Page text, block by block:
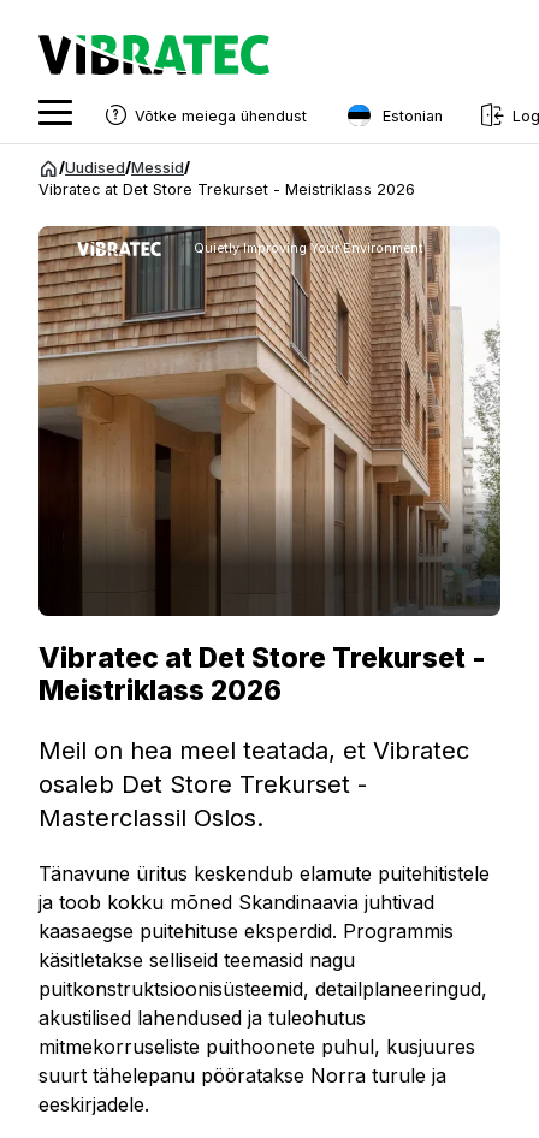
Hüppa
Võtke meiega ühendust Estonian
Swedish
Norwegian
French
Estonian
Finnish
Danish
/Uudised/Messid/
Vibratec at Det Store Trekurset - Meistriklass 2026
Quietly Improving Your Environment
Vibratec at Det Store Trekurset -
Meistriklass 2026
Meil on hea meel teatada, et Vibratec
osaleb Det Store Trekurset -
Masterclassil Oslos.
Tänavune üritus keskendub elamute puitehitistele
ja toob kokku mõned Skandinaavia juhtivad
kaasaegse puitehituse eksperdid. Programmis
käsitletakse selliseid teemasid nagu
puitkonstruktsioonisüsteemid, detailplaneeringud,
akustilised lahendused ja tuleohutus
mitmekorruseliste puithoonete puhul, kusjuures
suurt tähelepanu pööratakse Norra turule ja
eeskirjadele.